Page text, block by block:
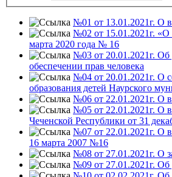
№01 от 13.01.2021г. О
№02 от 15.01.2021г. «О
марта 2020 года № 16
№03 от 20.01.2021г. Об
обеспечении прав человека
№04 от 20.01.2021г. О
образования детей Наурского
№06 от 22.01.2021г. О
№05 от 22.01.2021г. О
Чеченской Республики от 31
№07 от 22.01.2021г. О
16 марта 2007 №16
№08 от 27.01.2021г. О
№09 от 27.01.2021г. Об